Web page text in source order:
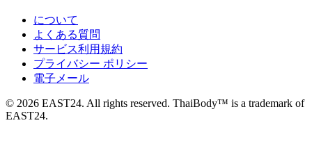
について
よくある質問
サービス利用規約
プライバシー ポリシー
電子メール
© 2026 EAST24. All rights reserved. ThaiBody™ is a trademark of
EAST24.